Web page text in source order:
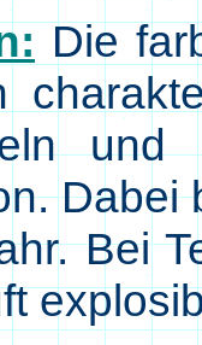
Die
und
Dabei
Bei